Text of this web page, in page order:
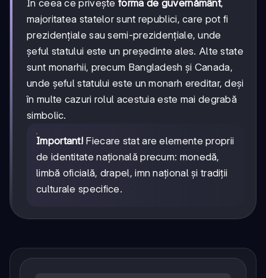
În ceea ce privește forma de guvernământ,
majoritatea statelor sunt republici, care pot fi
prezidențiale sau semi-prezidențiale, unde
șeful statului este un președinte ales. Alte state
sunt monarhii, precum Bangladesh și Canada,
unde șeful statului este un monarh ereditar, deși
în multe cazuri rolul acestuia este mai degrabă
simbolic.
Important! Fiecare stat are elemente proprii
de identitate națională precum: monedă,
limbă oficială, drapel, imn național și tradiții
culturale specifice.